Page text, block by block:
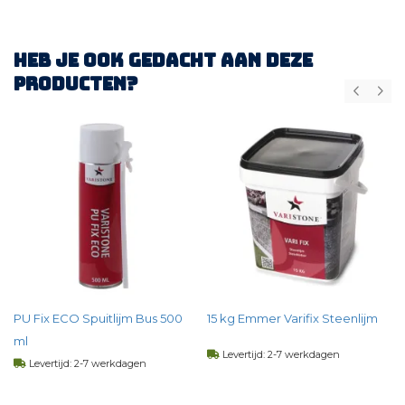
Heb je ook gedacht aan deze
producten?
PU Fix ECO Spuitlijm Bus 500
ml
Levertijd: 2-7 werkdagen
15 kg Emmer Varifix Steenlijm
Levertijd: 2-7 werkdagen